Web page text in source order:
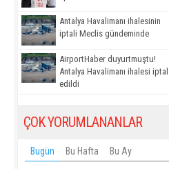
Antalya Havalimanı ihalesinin
iptali Meclis gündeminde
AirportHaber duyurtmuştu!
Antalya Havalimanı ihalesi iptal
edildi
ÇOK YORUMLANANLAR
Bugün Bu Hafta Bu Ay